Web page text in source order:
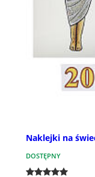
Naklejki na
DOSTĘPNY